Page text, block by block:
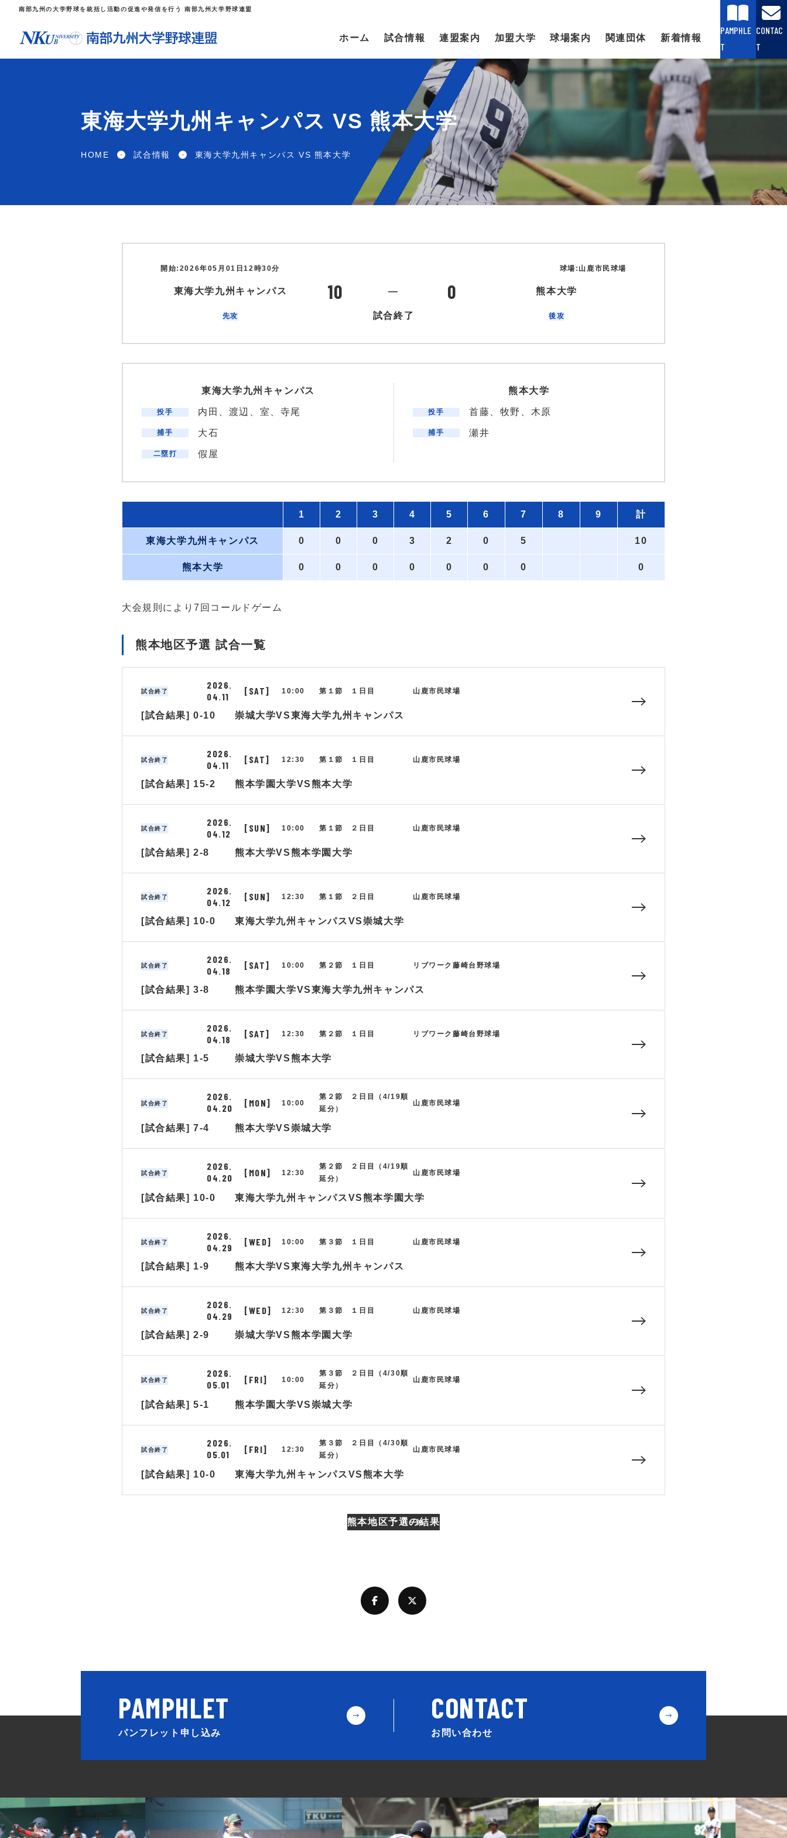
南部九州の大学野球を統括し活動の促進や発信を行う 南部九州大学野球連盟
ホーム 試合情報 連盟案内 加盟大学 球場案内 関連団体 新着情報
PAMPHLE
T
CONTAC
T
東海大学九州キャンパス VS 熊本大学
HOME 試合情報 東海大学九州キャンパス VS 熊本大学
開始:2026年05月01日12時30分 球場:山鹿市民球場
東海大学九州キャンパス 10 ― 0 熊本大学
先攻 試合終了 後攻
東海大学九州キャンパス
投手 内田、渡辺、室、寺尾
捕手 大石
二塁打 假屋
熊本大学
投手 首藤、牧野、木原
捕手 瀬井
1 2 3 4 5 6 7 8 9 計
東海大学九州キャンパス 0 0 0 3 2 0 5 10
熊本大学 0 0 0 0 0 0 0 0
大会規則により7回コールドゲーム
熊本地区予選 試合一覧
試合終了
2026.
04.11
[SAT] 10:00 第１節 １日目 山鹿市民球場
[試合結果] 0-10 崇城大学VS東海大学九州キャンパス
試合終了
2026.
04.11
[SAT] 12:30 第１節 １日目 山鹿市民球場
[試合結果] 15-2 熊本学園大学VS熊本大学
試合終了
2026.
04.12
[SUN] 10:00 第１節 ２日目 山鹿市民球場
[試合結果] 2-8 熊本大学VS熊本学園大学
試合終了
2026.
04.12
[SUN] 12:30 第１節 ２日目 山鹿市民球場
[試合結果] 10-0 東海大学九州キャンパスVS崇城大学
試合終了
2026.
04.18
[SAT] 10:00 第２節 １日目 リブワーク藤崎台野球場
[試合結果] 3-8 熊本学園大学VS東海大学九州キャンパス
試合終了
2026.
04.18
[SAT] 12:30 第２節 １日目 リブワーク藤崎台野球場
[試合結果] 1-5 崇城大学VS熊本大学
試合終了
2026.
04.20
[MON] 10:00
第２節 ２日目（4/19順
延分）
山鹿市民球場
[試合結果] 7-4 熊本大学VS崇城大学
試合終了
2026.
04.20
[MON] 12:30
第２節 ２日目（4/19順
延分）
山鹿市民球場
[試合結果] 10-0 東海大学九州キャンパスVS熊本学園大学
試合終了
2026.
04.29
[WED] 10:00 第３節 １日目 山鹿市民球場
[試合結果] 1-9 熊本大学VS東海大学九州キャンパス
試合終了
2026.
04.29
[WED] 12:30 第３節 １日目 山鹿市民球場
[試合結果] 2-9 崇城大学VS熊本学園大学
試合終了
2026.
05.01
[FRI] 10:00
第３節 ２日目（4/30順
延分）
山鹿市民球場
[試合結果] 5-1 熊本学園大学VS崇城大学
試合終了
2026.
05.01
[FRI] 12:30
第３節 ２日目（4/30順
延分）
山鹿市民球場
[試合結果] 10-0 東海大学九州キャンパスVS熊本大学
熊本地区予選の結果
パンフレット申し込み お問い合わせ